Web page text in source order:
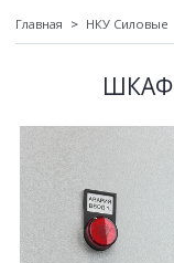
Главная НКУ Силовые
ШКАФ